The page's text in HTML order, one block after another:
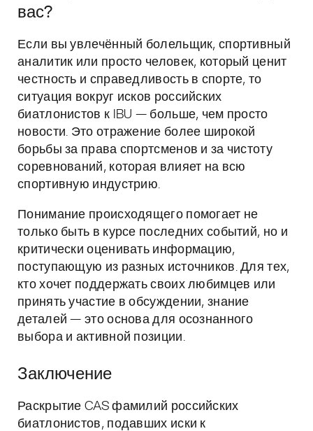
вас?
Если вы увлечённый болельщик, спортивный
аналитик или просто человек, который ценит
честность и справедливость в спорте, то
ситуация вокруг исков российских
биатлонистов к IBU — больше, чем просто
новости. Это отражение более широкой
борьбы за права спортсменов и за чистоту
соревнований, которая влияет на всю
спортивную индустрию.
Понимание происходящего помогает не
только быть в курсе последних событий, но и
критически оценивать информацию,
поступающую из разных источников. Для тех,
кто хочет поддержать своих любимцев или
принять участие в обсуждении, знание
деталей — это основа для осознанного
выбора и активной позиции.
Заключение
Раскрытие CAS фамилий российских
биатлонистов, подавших иски к